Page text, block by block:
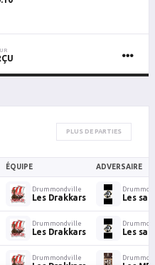
PLUS DE PARTIES
ÉQUIPE ADVERSAIRE
Drummondville
Les Drakkars Les
Drummondville
Les Drakkars Les
Drummondville